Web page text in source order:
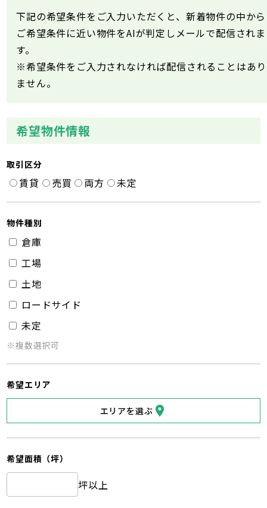
下記の希望条件をご入力いただくと、新着物件の中から
ご希望条件に近い物件をAIが判定しメールで配信されま
す。
※希望条件をご入力されなければ配信されることはあり
ません。
希望物件情報
取引区分
賃貸 売買 両方 未定
物件種別
倉庫
工場
土地
ロードサイド
未定
※複数選択可
希望エリア
エリアを選ぶ
希望面積（坪）
坪以上